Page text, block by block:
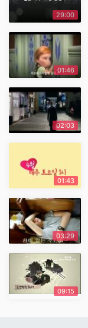
29:00
01:46
02:03
01:43
03:29
09:15